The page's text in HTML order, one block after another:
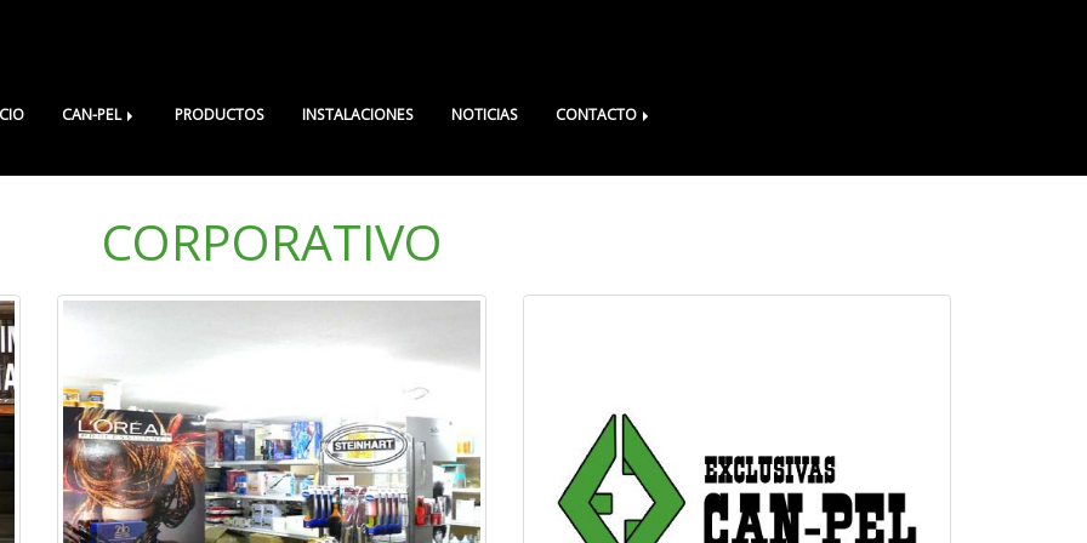
CAN-PEL PRODUCTOS INSTALACIONES NOTICIAS CONTACTO
CORPORATIVO